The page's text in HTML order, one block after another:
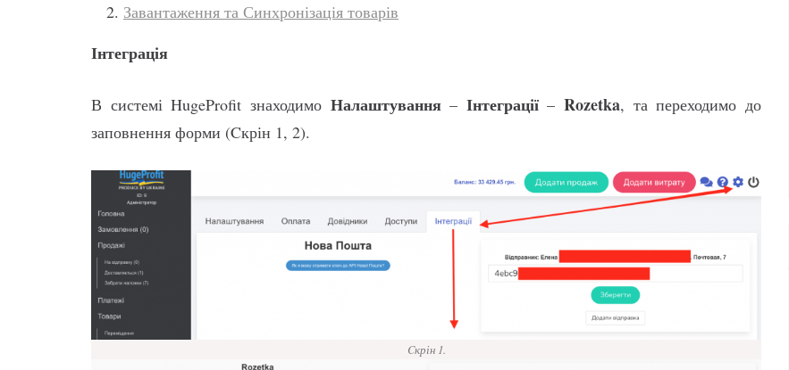
Завантаження та Синхронізація товарів
Інтеграція
В системі HugeProfit знаходимо Налаштування– Інтеграції–Rozetka, та переходимо до
заповнення форми (Cкрін 1, 2).
Cкрін 1.